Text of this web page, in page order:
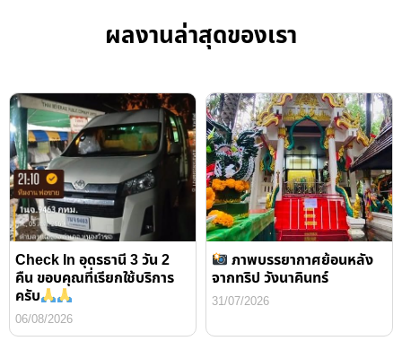
ผลงานล่าสุดของเรา
Check In อุดรธานี 3 วัน 2
คืน ขอบคุณที่เรียกใช้บริการ
ครับ
06/08/2026
ภาพบรรยากาศย้อนหลัง
จากทริป วังนาคินทร์
31/07/2026